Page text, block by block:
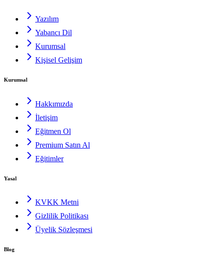
Yazılım
Yabancı Dil
Kurumsal
Kişisel Gelişim
Kurumsal
Hakkımızda
İletişim
Eğitmen Ol
Premium Satın Al
Eğitimler
Yasal
KVKK Metni
Gizlilik Politikası
Üyelik Sözleşmesi
Blog